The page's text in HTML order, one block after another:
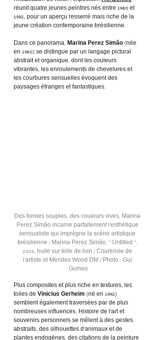
réunit quatre jeunes peintres nés entre 1980 et
1992, pour un aperçu resserré mais riche de la
jeune création contemporaine brésilienne.
Dans ce panorama, Marina Perez Simão (née
en 1980) se distingue par un langage pictural
abstrait et organique, dont les couleurs
vibrantes, les enroulements de chevelures et
les courbures sensuelles évoquent des
paysages étranges et fantastiques.
Des formes souples, des couleurs vives, Marina
Perez Simão incarne parfaitement l’esthétique
sensualiste qui imprègne la scène artistique
brésilienne / Marina Perez Simão, « Untitled »,
2024, huile sur toile de loin / Courtoisie de
l’artiste et Mendes Wood DM / Photo : Gui
Gomes
Plus composites et plus riche en textures, les
toiles de Vinicius Gerheim (né en 1992)
semblent également traversées par de plus
nombreuses influences. Histoire de l’art et
souvenirs personnels se mêlent à des gestes
abstraits, des silhouettes d’animaux et de
plantes endogènes, des citations de la peinture